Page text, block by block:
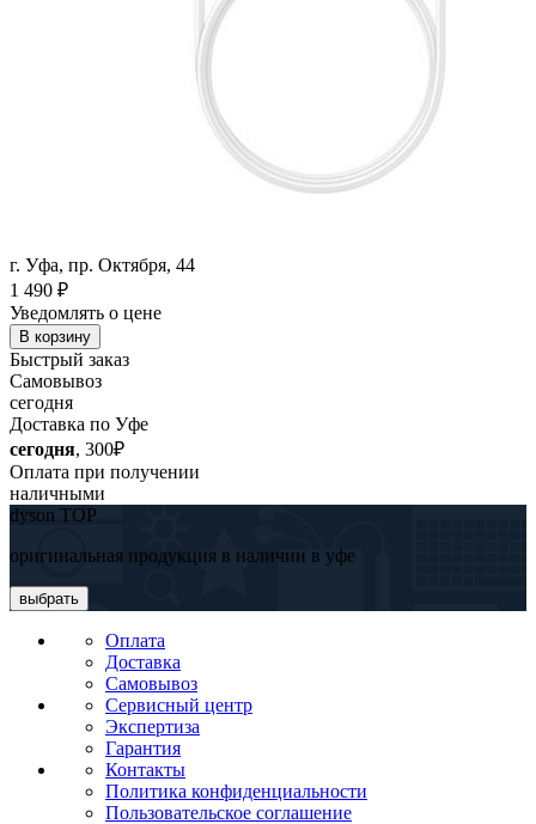
г. Уфа, пр. Октября, 44
1 490 ₽
Уведомлять о цене
В корзину
Быстрый заказ
Самовывоз
сегодня
Доставка по Уфе
сегодня, 300₽
Оплата при получении
наличными
dyson TOP
оригинальная продукция в наличии в уфе
выбрать
Оплата
Доставка
Самовывоз
Сервисный центр
Экспертиза
Гарантия
Контакты
Политика конфиденциальности
Пользовательское соглашение